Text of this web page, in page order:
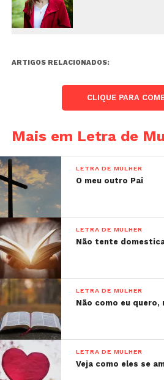
ARTIGOS RELACIONADOS:
CLIQUE PARA
Mais em Letra de
LETRA DE MULHER
O meu outro Pai
LETRA DE MULHER
Não tente
LETRA DE MULHER
Não como eu quero,
LETRA DE MULHER
Veja como eles se